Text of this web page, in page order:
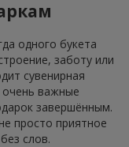
одного букета
заботу или
сувенирная
очень важные
завершённым.
просто приятное
слов.